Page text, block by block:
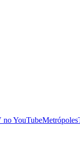
noYouTube